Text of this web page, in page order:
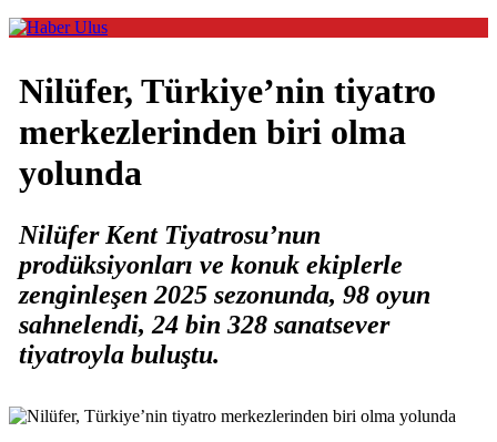
Nilüfer, Türkiye’nin tiyatro
merkezlerinden biri olma
yolunda
Nilüfer Kent Tiyatrosu’nun
prodüksiyonları ve konuk ekiplerle
zenginleşen 2025 sezonunda, 98 oyun
sahnelendi, 24 bin 328 sanatsever
tiyatroyla buluştu.